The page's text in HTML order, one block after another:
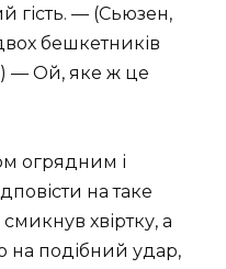
гість. — (Сьюзен,
бешкетників
— Ой, яке ж це
огрядним і
на таке
хвіртку, а
на подібний удар,